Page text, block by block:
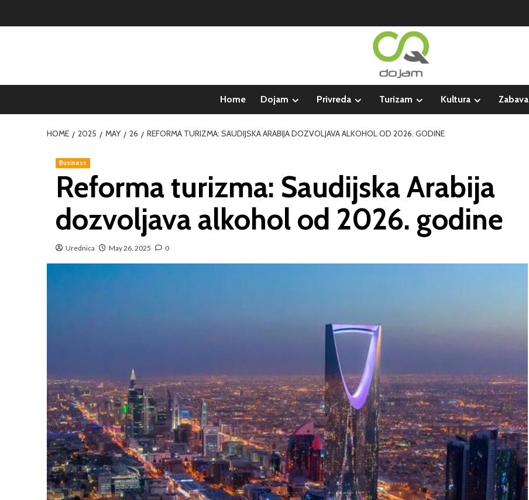
Home Dojam Privreda Turizam Kultura Zabava
HOME 2025 MAY 26 REFORMA TURIZMA: SAUDIJSKA ARABIJA DOZVOLJAVA ALKOHOL OD 2026. GODINE
Business
Reforma turizma: Saudijska Arabija
dozvoljava alkohol od 2026. godine
Urednica May 26, 2025 0